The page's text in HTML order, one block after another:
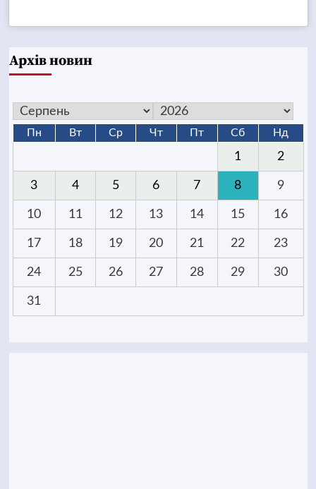
Архів новин
Пн Вт Ср Чт Пт Сб Нд
1 2
3 4 5 6 7 8 9
10 11 12 13 14 15 16
17 18 19 20 21 22 23
24 25 26 27 28 29 30
31